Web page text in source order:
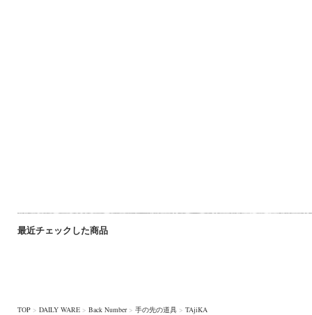
最近チェックした商品
TOP > DAILY WARE > Back Number > 手の先の道具 > TAjiKA